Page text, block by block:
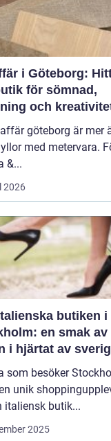
i Göteborg:
för sömnad,
och
göteborg är mer
med metervara.
&...
2026
butiken i
en smak av
i hjärtat av
som besöker
unik
italiensk butik...
2025